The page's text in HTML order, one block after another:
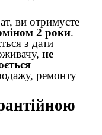
ви отримуєте
2 роки.
з дати
не
ремонту